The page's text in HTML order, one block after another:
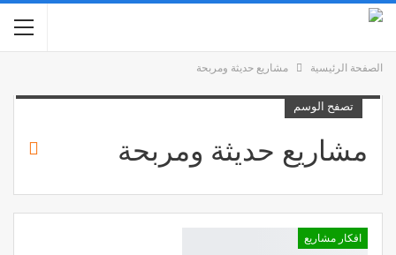
الصفحة الرئيسية مشاريع حديثة ومربحة
تصفح الوسم
مشاريع حديثة ومربحة
افكار مشاريع